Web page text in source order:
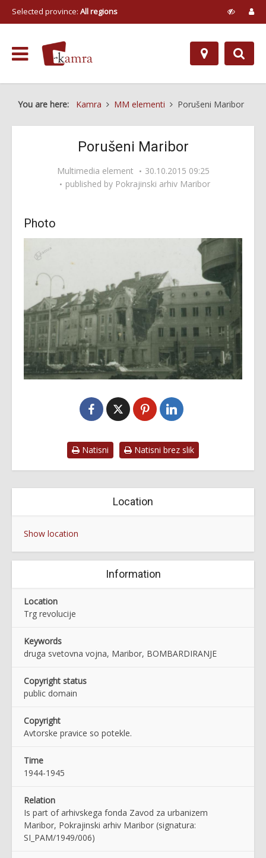
Selected province: All regions
You are here: Kamra MM elementi Porušeni Maribor
Porušeni Maribor
Multimedia element
30.10.2015 09:25
published by Pokrajinski arhiv Maribor
Photo
Natisni Natisni brez slik
Location
Show location
Information
Location
Trg revolucije
Keywords
druga svetovna vojna, Maribor, BOMBARDIRANJE
Copyright status
public domain
Copyright
Avtorske pravice so potekle.
Time
1944-1945
Relation
Is part of arhivskega fonda Zavod za urbanizem
Maribor, Pokrajinski arhiv Maribor (signatura:
SI_PAM/1949/006)